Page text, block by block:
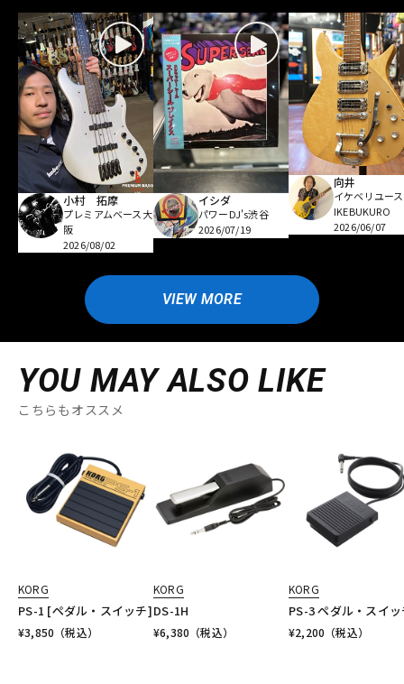
小村 拓摩
プレミアムベース大
阪
2026/08/02
イシダ
パワーDJ's渋谷
2026/07/19
向井
イケベリユース
IKEBUKURO
2026/06/07
VIEW MORE
YOU MAY ALSO LIKE
こちらもオススメ
KORG
PS-1 [ペダル・スイッチ]
¥3,850 （税込）
KORG
DS-1H
¥6,380 （税込）
KORG
PS-3 ペダル・スイ
¥2,200 （税込）